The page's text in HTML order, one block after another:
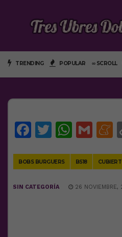
TRENDING POPULAR ∞ SCROLL
Facebook
Twitter
BOBS BURGUERS BS18
SIN CATEGORÍA 26 NOVIEMBRE,